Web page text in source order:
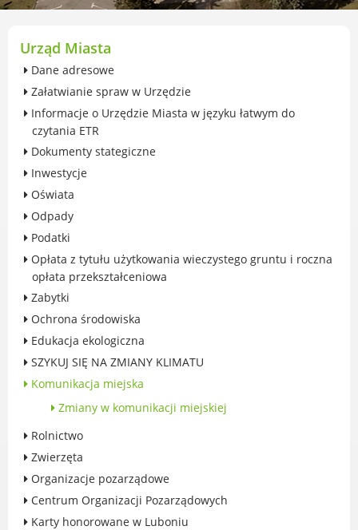
przekształceniowa
Ochrona środowiska
Edukacja ekologiczna
SZYKUJ SIĘ NA ZMIANY KLIMATU
Komunikacja miejska
Rolnictwo
Zwierzęta
Organizacje pozarządowe
Konsultacje społeczne i ewaluacje
Luboński Budżet Obywatelski
GKRPA/Centrum Wsparcia i Pomocy
Rodzinie
BEZPIECZEŃSTWO
Zdrowie
Porady prawne
Wydarzenia
WYBORY
Likwidacja barier - seniorzy i osoby z
niepełnosprawnościami
Urząd Miasta
Dane adresowe
Załatwianie spraw w Urzędzie
Informacje o Urzędzie Miasta w języku łatwym do
czytania ETR
Dokumenty stategiczne
Inwestycje
Oświata
Odpady
Podatki
Opłata z tytułu użytkowania wieczystego gruntu i roczna
opłata przekształceniowa
Zabytki
Ochrona środowiska
Edukacja ekologiczna
SZYKUJ SIĘ NA ZMIANY KLIMATU
Komunikacja miejska
Zmiany w komunikacji miejskiej
Rolnictwo
Zwierzęta
Organizacje pozarządowe
Centrum Organizacji Pozarządowych
Karty honorowane w Luboniu